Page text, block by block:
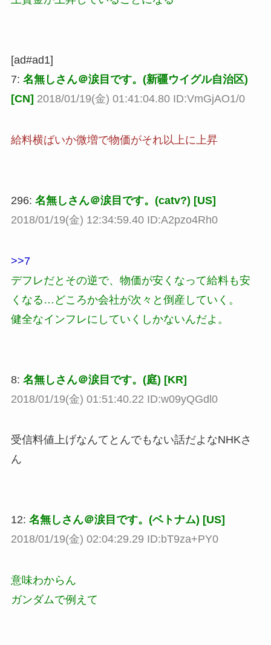
[ad#ad1]
7: 名無しさん＠涙目です。(新疆ウイグル自治区)
[CN] 2018/01/19(金) 01:41:04.80 ID:VmGjAO1/0
給料横ばいか微増で物価がそれ以上に上昇
296: 名無しさん＠涙目です。(catv?) [US]
2018/01/19(金) 12:34:59.40 ID:A2pzo4Rh0
>>7
デフレだとその逆で、物価が安くなって給料も安
くなる…どころか会社が次々と倒産していく。
健全なインフレにしていくしかないんだよ。
8: 名無しさん＠涙目です。(庭) [KR]
2018/01/19(金) 01:51:40.22 ID:w09yQGdl0
受信料値上げなんてとんでもない話だよなNHKさ
ん
12: 名無しさん＠涙目です。(ベトナム) [US]
2018/01/19(金) 02:04:29.29 ID:bT9za+PY0
意味わからん
ガンダムで例えて